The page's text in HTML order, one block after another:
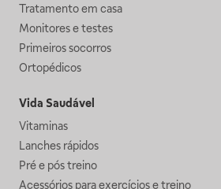
Tratamento em casa
Monitores e testes
Primeiros socorros
Ortopédicos
Vida Saudável
Vitaminas
Lanches rápidos
Pré e pós treino
Acessórios para exercícios e treino